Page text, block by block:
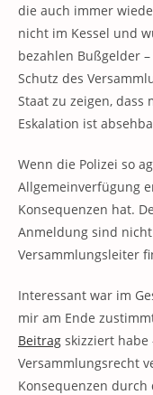
die auch immer
nicht im Kessel und
bezahlen Bußgelder
Schutz des
Staat zu zeigen,
Eskalation ist
Wenn die Polizei so
Allgemeinverfügung
Konsequenzen hat.
Anmeldung sind
Versammlungsleiter
Interessant war im
mir am Ende
Beitrag skizziert habe
Versammlungsrecht
Konsequenzen